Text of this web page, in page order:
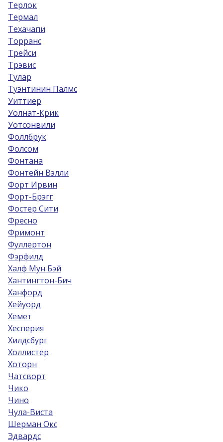
Терлок
Термал
Техачапи
Торранс
Трейси
Трэвис
Тулар
Туэнтинин Палмс
Уиттиер
Уолнат-Крик
Уотсонвили
Фоллбрук
Фолсом
Фонтана
Фонтейн Вэлли
Форт Ирвин
Форт-Брэгг
Фостер Сити
Фресно
Фримонт
Фуллертон
Фэрфилд
Халф Мун Бэй
Хантингтон-Бич
Ханфорд
Хейуорд
Хемет
Хесперия
Хилдсбург
Холлистер
Хоторн
Чатсворт
Чико
Чино
Чула-Виста
Шерман Окс
Эдвардс